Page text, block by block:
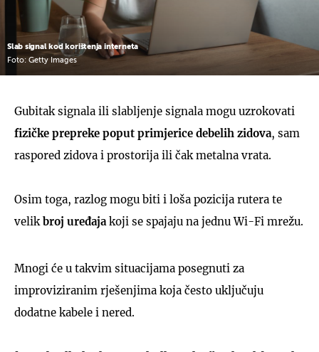
Slab signal kod korištenja interneta
Foto: Getty Images
Gubitak signala ili slabljenje signala mogu uzrokovati
fizičke prepreke poput primjerice debelih zidova, sam
raspored zidova i prostorija ili čak metalna vrata.
Osim toga, razlog mogu biti i loša pozicija rutera te
velikbroj uređajakoji se spajaju na jednu Wi-Fi mrežu.
Mnogi će u takvim situacijama posegnuti za
improviziranim rješenjima koja često uključuju
dodatne kabele i nered.